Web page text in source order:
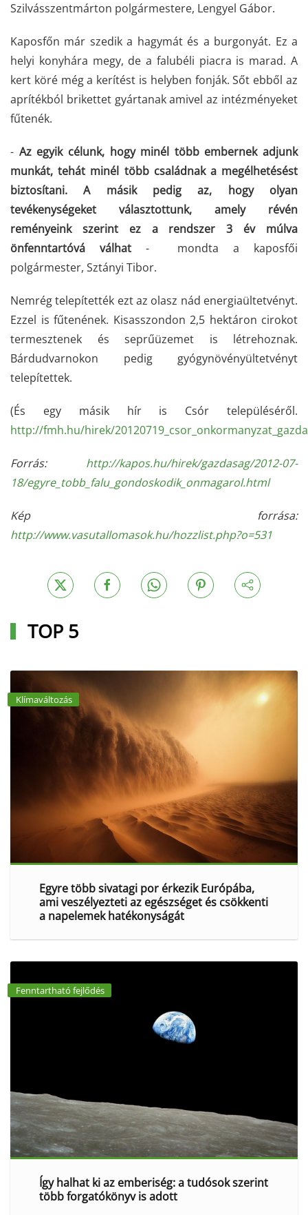
Szilvásszentmárton polgármestere, Lengyel Gábor.
Kaposfőn már szedik a hagymát és a burgonyát. Ez a
helyi konyhára megy, de a falubéli piacra is marad. A
kert köré még a kerítést is helyben fonják. Sőt ebből az
aprítékból brikettet gyártanak amivel az intézményeket
fűtenék.
- Az egyik célunk, hogy minél több embernek adjunk
munkát, tehát minél több családnak a megélhetésést
biztosítani. A másik pedig az, hogy olyan
tevékenységeket választottunk, amely révén
reményeink szerint ez a rendszer 3 év múlva
önfenntartóvá válhat- mondta a kaposfői
polgármester, Sztányi Tibor.
Nemrég telepítették ezt az olasz nád energiaültetvényt.
Ezzel is fűtenének. Kisasszondon 2,5 hektáron cirokot
termesztenek és seprűüzemet is létrehoznak.
Bárdudvarnokon pedig gyógynövényültetvényt
telepítettek.
(És egy másik hír is Csór településéről.
http://fmh.hu/hirek/
Forrás: http://kapos.hu/hirek/gazdasag/2012-07-
18/egyre_tobb_falu_gondoskodik_onmagarol.html
Kép forrása:
http://www.vasutallomasok.hu/hozzlist.php?o=531
TOP 5
Klímaváltozás
Egyre több sivatagi por érkezik Európába,
ami veszélyezteti az egészséget és csökkenti
a napelemek hatékonyságát
Fenntartható fejlődés
Így halhat ki az emberiség: a tudósok szerint
több forgatókönyv is adott